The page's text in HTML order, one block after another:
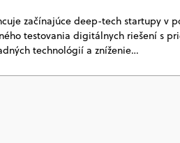
začínajúce deep-tech startupy v
testovania digitálnych riešení s
technológií a zníženie…